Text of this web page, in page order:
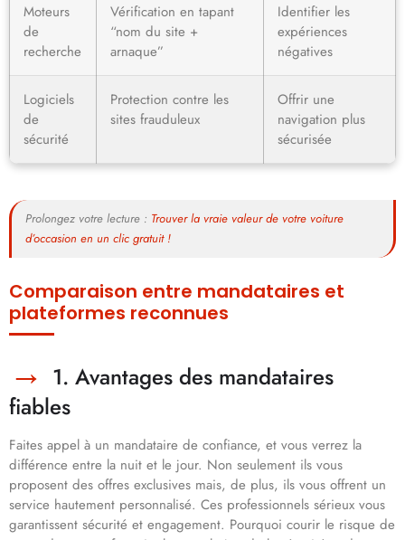
Moteurs
de
recherche
Vérification en tapant
“nom du site +
arnaque”
Identifier les
expériences
négatives
Logiciels
de
sécurité
Protection contre les
sites frauduleux
Offrir une
navigation plus
sécurisée
Prolongez votre lecture : Trouver la vraie valeur de votre voiture
d’occasion en un clic gratuit !
Comparaison entre mandataires et
plateformes reconnues
1. Avantages des mandataires
fiables
Faites appel à un mandataire de confiance, et vous verrez la
différence entre la nuit et le jour. Non seulement ils vous
proposent des offres exclusives mais, de plus, ils vous offrent un
service hautement personnalisé. Ces professionnels sérieux vous
garantissent sécurité et engagement. Pourquoi courir le risque de